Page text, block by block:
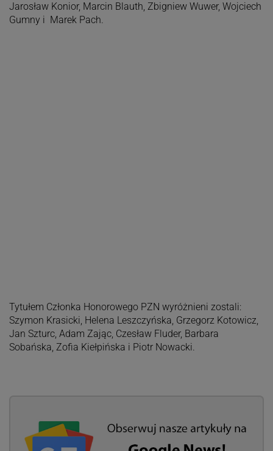
Jarosław Konior, Marcin Blauth, Zbigniew Wuwer, Wojciech
Gumny i Marek Pach.
Tytułem Członka Honorowego PZN wyróżnieni zostali:
Szymon Krasicki, Helena Leszczyńska, Grzegorz Kotowicz,
Jan Szturc, Adam Zając, Czesław Fluder, Barbara
Sobańska, Zofia Kiełpińska i Piotr Nowacki.